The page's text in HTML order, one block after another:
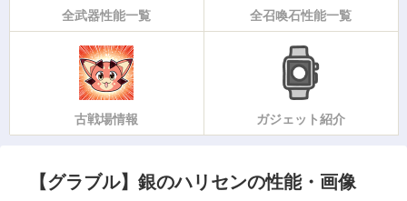
全武器性能一覧 全召喚石性能一覧
古戦場情報 ガジェット紹介
【グラブル】銀のハリセンの性能・画像